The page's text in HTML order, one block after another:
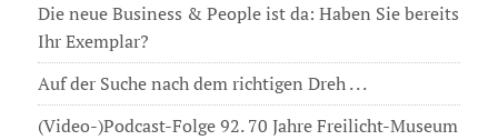
Die neue Business & People ist da: Haben Sie bereits
Ihr Exemplar?
Auf der Suche nach dem richtigen Dreh . . .
(Video-)Podcast-Folge 92. 70 Jahre Freilicht-Museum